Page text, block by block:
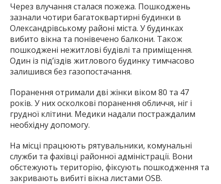
Через влучання сталася пожежа. Пошкоджень
зазнали чотири багатоквартирні будинки в
Олександрівському районі міста. У будинках
вибито вікна та понівечено балкони. Також
пошкоджені нежитлові будівлі та приміщення.
Один із під’їздів житлового будинку тимчасово
залишився без газопостачання.
Поранення отримали дві жінки віком 80 та 47
років. У них осколкові поранення обличчя, ніг і
грудної клітини. Медики надали постраждалим
необхідну допомогу.
На місці працюють рятувальники, комунальні
служби та фахівці районної адміністрації. Вони
обстежують територію, фіксують пошкодження та
закривають вибиті вікна листами OSB.